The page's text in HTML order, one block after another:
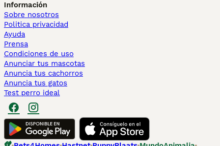
Información
Sobre nosotros
Politica privacidad
Ayuda
Prensa
Condiciones de uso
Anunciar tus mascotas
Anuncia tus cachorros
Anuncia tus gatos
Test perro ideal